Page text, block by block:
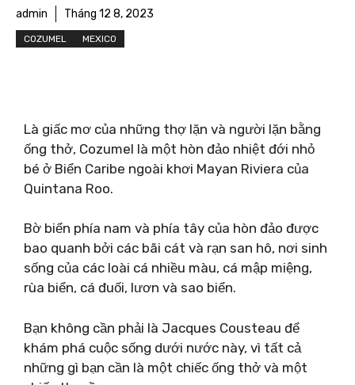
admin Tháng 12 8, 2023
COZUMEL MEXICO
Là giấc mơ của những thợ lặn và người lặn bằng
ống thở, Cozumel là một hòn đảo nhiệt đới nhỏ
bé ở Biển Caribe ngoài khơi Mayan Riviera của
Quintana Roo.
Bờ biển phía nam và phía tây của hòn đảo được
bao quanh bởi các bãi cát và rạn san hô, nơi sinh
sống của các loài cá nhiều màu, cá mập miệng,
rùa biển, cá đuối, lươn và sao biển.
Bạn không cần phải là Jacques Cousteau để
khám phá cuộc sống dưới nước này, vì tất cả
những gì bạn cần là một chiếc ống thở và một